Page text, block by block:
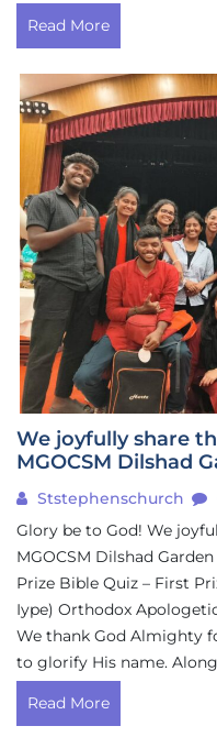
Read More
We joyfully share
MGOCSM Dilshad
Ststephenschurch
Glory be to God! We
MGOCSM Dilshad
Prize Bible Quiz – First
Iype) Orthodox
We thank God Almighty
to glorify His name.
Read More